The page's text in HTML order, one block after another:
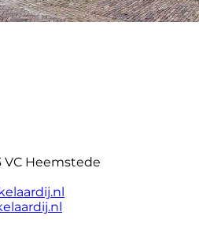
VC Heemstede